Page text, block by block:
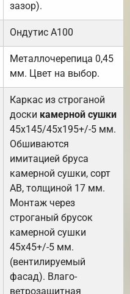
зазор).
Ондутис А100
Металлочерепица 0,45
мм. Цвет на выбор.
Каркас из строганой
доски камерной сушки
45х145/45х195+/-5 мм.
Обшиваются
имитацией бруса
камерной сушки, сорт
АВ, толщиной 17 мм.
Монтаж через
строганый брусок
камерной сушки
45х45+/-5 мм.
(вентилируемый
фасад). Влаго-
ветрозащитная